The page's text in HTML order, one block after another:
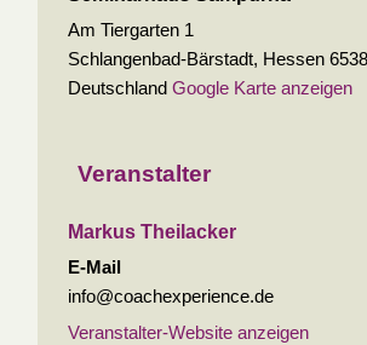
Am Tiergarten 1
Schlangenbad-Bärstadt, Hessen
Deutschland Google Karte anzeigen
Veranstalter
Markus Theilacker
E-Mail
info@coachexperience.de
Veranstalter-Website anzeigen